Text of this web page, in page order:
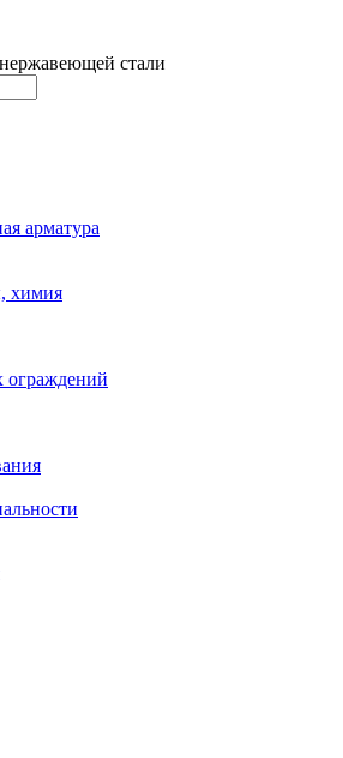
стали
арматура
химия
ограждений